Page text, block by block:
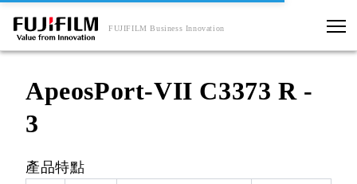
FUJIFILM Business Innovation
ApeosPort-VII C3373 R -
3
產品特點